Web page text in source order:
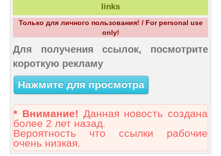
links
Только для личного пользования! / For personal use
only!
Для получения ссылок, посмотрите
короткую рекламу
Нажмите для просмотра
* Внимание! Данная новость создана
более 2 лет назад.
Вероятность что ссылки рабочие
очень низкая.